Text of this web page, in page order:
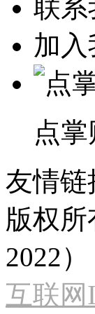
联系
加入
点
友情链
版权所
2022）
互联网